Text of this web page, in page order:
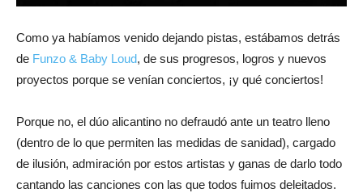
Como ya habíamos venido dejando pistas, estábamos detrás
de Funzo & Baby Loud, de sus progresos, logros y nuevos
proyectos porque se venían conciertos, ¡y qué conciertos!
Porque no, el dúo alicantino no defraudó ante un teatro lleno
(dentro de lo que permiten las medidas de sanidad), cargado
de ilusión, admiración por estos artistas y ganas de darlo todo
cantando las canciones con las que todos fuimos deleitados.